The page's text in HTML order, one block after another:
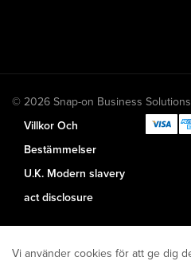
© 2026 Snap-on Business
Villkor Och
Bestämmelser
U.K. Modern slavery
act disclosure
Vi använder cookies för att ge dig